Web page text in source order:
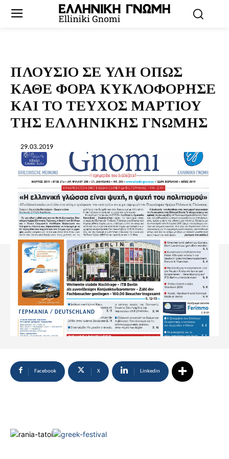
ΠΛΟΥΣΙΟ ΣΕ ΥΛΗ ΟΠΩΣ
ΚΑΘΕ ΦΟΡΑ ΚΥΚΛΟΦΟΡΗΣΕ
ΚΑΙ ΤΟ ΤΕΥΧΟΣ ΜΑΡΤΙΟΥ
ΤΗΣ ΕΛΛΗΝΙΚΗΣ ΓΝΩΜΗΣ
29.03.2019
ΓΕΡΜΑΝΙΑ / DEUTSCHLAND
Facebook X Linkedin